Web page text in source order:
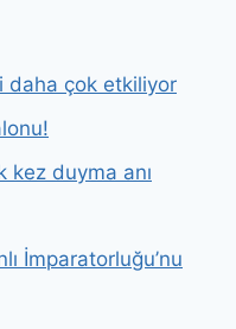
daha çok etkiliyor
kez duyma anı
İmparatorluğu’nu